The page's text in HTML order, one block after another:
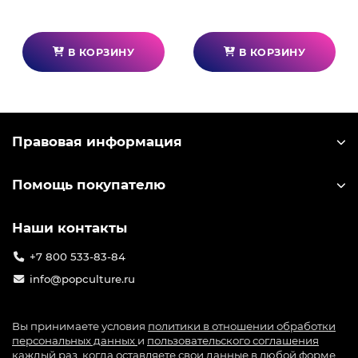
В КОРЗИНУ В КОРЗИНУ
Правовая информация
Помощь покупателю
Наши контакты
+7 800 533-83-84
info@popculture.ru
Вы принимаете условия политики в отношении обработки
персональных данных и пользовательского соглашения
каждый раз, когда оставляете свои данные в любой форме